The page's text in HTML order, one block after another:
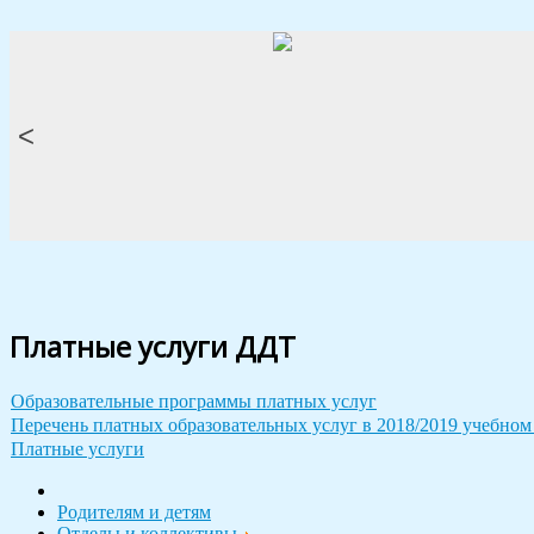
<
Платные услуги ДДТ
Образовательные программы платных услуг
Перечень платных образовательных услуг в 2018/2019
Платные услуги
Родителям и детям